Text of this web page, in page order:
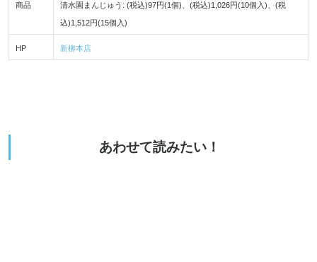
商品 清水園まんじゅう: (税込)97円(1個)、(税込)1,026円(10個入)、(税
込)1,512円(15個入)
HP 新柳本店
あわせて読みたい！